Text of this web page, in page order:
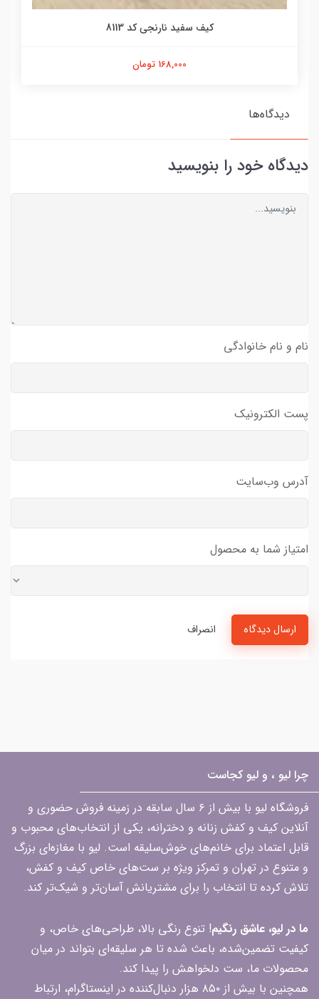
کیف سفید نارنجی کد 8113
168,000 تومان
دیدگاه‌ها
دیدگاه خود را بنویسید
نام و نام خانوادگی
پست الکترونیک
آدرس وب‌سایت
امتیاز شما به محصول
ارسال دیدگاه انصراف
چرا لیو ، و لیو کجاست
فروشگاه لیو با بیش از ۶ سال سابقه در زمینه فروش حضوری و
آنلاین کیف و کفش زنانه و دخترانه، یکی از انتخاب‌های محبوب و
قابل اعتماد برای خانم‌های خوش‌سلیقه است. لیو با مغازه‌ای بزرگ
و متنوع در تهران و تمرکز ویژه بر ست‌های خاص کیف و کفش،
تلاش کرده تا انتخاب را برای مشتریانش آسان‌تر و شیک‌تر کند.
ما در لیو، عاشق رنگیم! تنوع رنگی بالا، طراحی‌های خاص، و
کیفیت تضمین‌شده، باعث شده تا هر سلیقه‌ای بتواند در میان
محصولات ما، ست دلخواهش را پیدا کند.
همچنین با بیش از ۸۵۰ هزار دنبال‌کننده در اینستاگرام، ارتباط